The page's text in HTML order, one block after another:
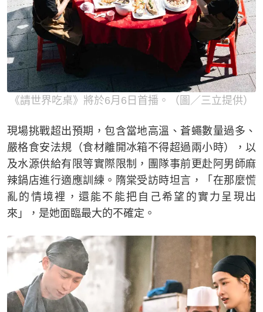
《請世界吃桌》將於6月6日首播。（圖／三立提供）
現場挑戰超出預期，包含當地高溫、蒼蠅數量過多、
嚴格食安法規（食材離開冰箱不得超過兩小時），以
及水源供給有限等實際限制，團隊事前更赴阿男師麻
辣鍋店進行適應訓練。隋棠受訪時坦言，「在那麼慌
亂的情境裡，還能不能把自己希望的實力呈現出
來」，是她面臨最大的不確定。